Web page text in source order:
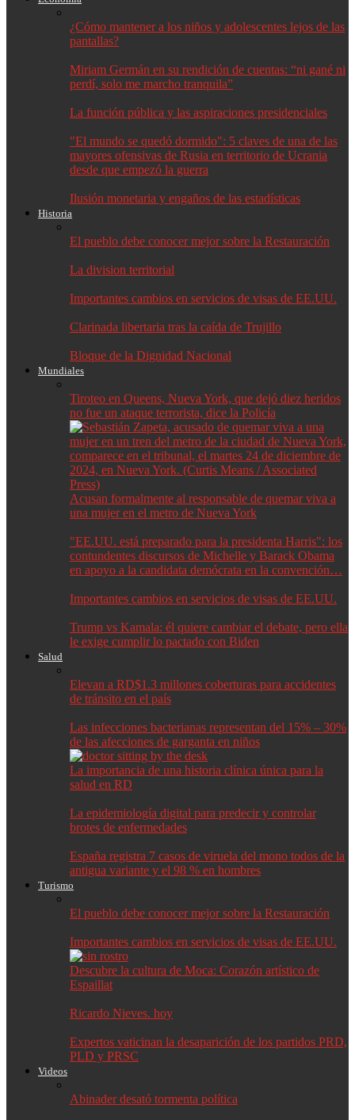
¿Cómo mantener a los niños y adolescentes lejos de las
pantallas?
Miriam Germán en su rendición de cuentas: “ni gané ni
perdí, solo me marcho tranquila”
La función pública y las aspiraciones presidenciales
"El mundo se quedó dormido": 5 claves de una de las
mayores ofensivas de Rusia en territorio de Ucrania
desde que empezó la guerra
Ilusión monetaria y engaños de las estadísticas
Historia
El pueblo debe conocer mejor sobre la Restauración
La division territorial
Importantes cambios en servicios de visas de EE.UU.
Clarinada libertaria tras la caída de Trujillo
Bloque de la Dignidad Nacional
Mundiales
Tiroteo en Queens, Nueva York, que dejó diez heridos
no fue un ataque terrorista, dice la Policía
Acusan formalmente al responsable de quemar viva a
una mujer en el metro de Nueva York
"EE.UU. está preparado para la presidenta Harris": los
contundentes discursos de Michelle y Barack Obama
en apoyo a la candidata demócrata en la convención…
Importantes cambios en servicios de visas de EE.UU.
Trump vs Kamala: él quiere cambiar el debate, pero ella
le exige cumplir lo pactado con Biden
Salud
Elevan a RD$1.3 millones coberturas para accidentes
de tránsito en el país
Las infecciones bacterianas representan del 15% – 30%
de las afecciones de garganta en niños
La importancia de una historia clínica única para la
salud en RD
La epidemiología digital para predecir y controlar
brotes de enfermedades
España registra 7 casos de viruela del mono todos de la
antigua variante y el 98 % en hombres
Turismo
El pueblo debe conocer mejor sobre la Restauración
Importantes cambios en servicios de visas de EE.UU.
Descubre la cultura de Moca: Corazón artístico de
Espaillat
Ricardo Nieves. hoy
Expertos vaticinan la desaparición de los partidos PRD,
PLD y PRSC
Videos
Abinader desató tormenta política